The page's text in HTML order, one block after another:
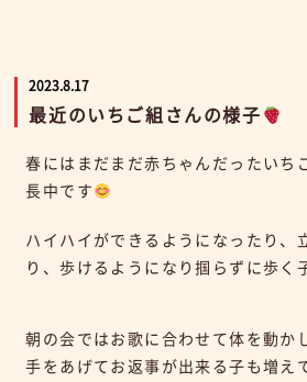
2023.8.17
最近のいちご組さんの様子
春にはまだまだ赤ちゃんだったいち
長中です
ハイハイができるようになったり、
り、歩けるようになり掴らずに歩く
朝の会ではお歌に合わせて体を動か
手をあげてお返事が出来る子も増え